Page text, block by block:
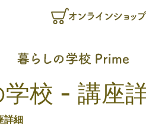
校 - 講座
詳細